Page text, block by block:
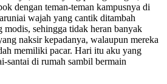
dengan teman-teman kampusnya di
wajah yang cantik ditambah
modis, sehingga tidak heran banyak
naksir kepadanya, walaupun mereka
memiliki pacar. Hari itu aku yang
santai di rumah sambil bermain